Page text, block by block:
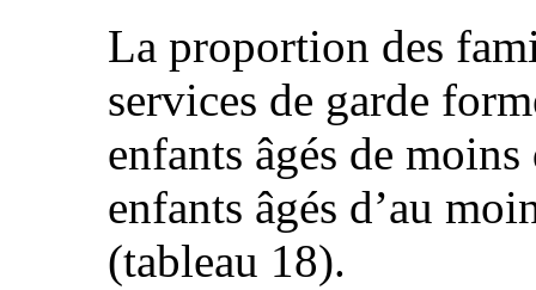
La proportion des
services de garde
enfants âgés de
enfants âgés d’au
(tableau 18).